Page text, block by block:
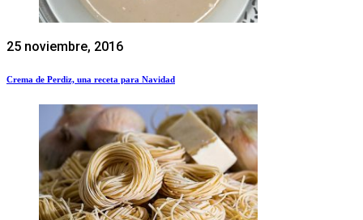
25 noviembre, 2016
Crema de Perdiz, una receta para Navidad